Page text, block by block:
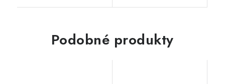
Podobné produkty